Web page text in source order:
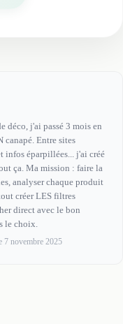
déco, j'ai passé 3 mois en
canapé. Entre sites
infos éparpillées... j'ai créé
ça. Ma mission : faire la
analyser chaque produit
créer LES filtres
direct avec le bon
le choix.
7 novembre 2025